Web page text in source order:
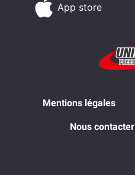
App store
Mentions légales
Nous contacter